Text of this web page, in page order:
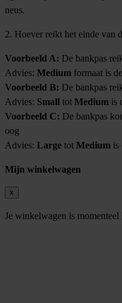
neus.
2. Hoever reikt het einde van
Voorbeeld A: De bankpas
Advies: Medium formaat is
Voorbeeld B: De bankpas
Advies: Small tot Medium is
Voorbeeld C: De bankpas
oog
Advies: Large tot Medium is
Mijn winkelwagen
x
Je winkelwagen is momenteel